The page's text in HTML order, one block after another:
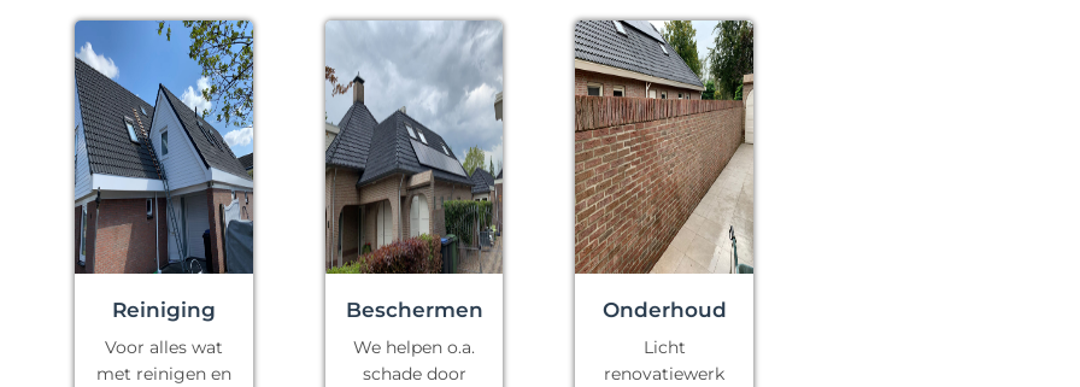
Reiniging
Voor alles wat
met reinigen en
Beschermen
We helpen o.a.
schade door
Onderhoud
Licht
renovatiewerk